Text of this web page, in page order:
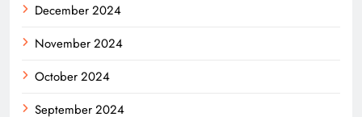
December 2024
November 2024
October 2024
September 2024